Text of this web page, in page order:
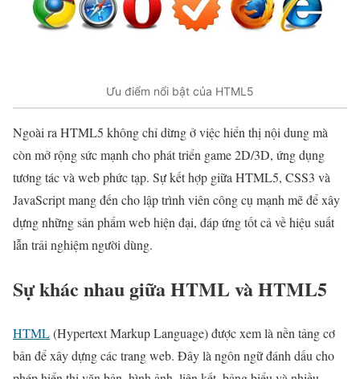
Ưu điểm nổi bật của HTML5
Ngoài ra HTML5 không chỉ dừng ở việc hiển thị nội dung mà
còn mở rộng sức mạnh cho phát triển game 2D/3D, ứng dụng
tương tác và web phức tạp. Sự kết hợp giữa HTML5, CSS3 và
JavaScript mang đến cho lập trình viên công cụ mạnh mẽ để xây
dựng những sản phẩm web hiện đại, đáp ứng tốt cả về hiệu suất
lẫn trải nghiệm người dùng.
Sự khác nhau giữa HTML và HTML5
HTML(Hypertext Markup Language) được xem là nền tảng cơ
bản để xây dựng các trang web. Đây là ngôn ngữ đánh dấu cho